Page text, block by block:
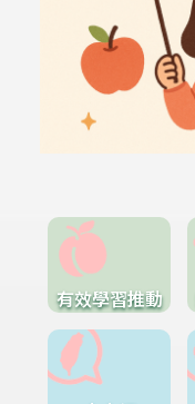
有效學習推動